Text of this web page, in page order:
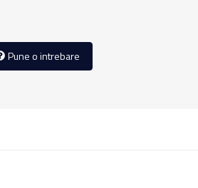
Pune o intrebare